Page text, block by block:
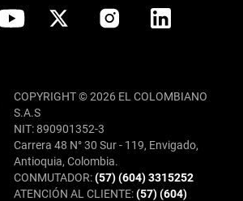
COPYRIGHT © 2026 EL COLOMBIANO
S.A.S
NIT: 890901352-3
Carrera 48 N° 30 Sur - 119, Envigado,
Antioquia, Colombia.
CONMUTADOR:(57) (604) 3315252
ATENCIÓN AL CLIENTE:(57) (604)